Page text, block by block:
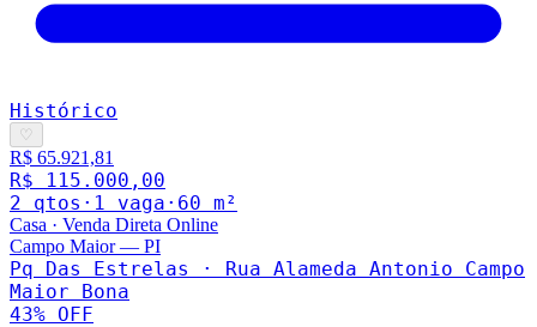
Histórico
♡
R$ 65.921,81
R$ 115.000,00
2 qtos · 1 vaga · 60 m²
Casa · Venda Direta Online
Campo Maior— PI
Pq Das Estrelas · Rua Alameda Antonio Campo
Maior Bona
43% OFF